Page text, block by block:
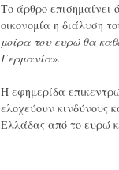
Το άρθρο επισημαίνει
οικονομία η διάλυση
μοίρα του ευρώ θα
Γερμανία».
Η εφημερίδα
ελοχεύουν κινδύνους
Ελλάδας από το ευρώ